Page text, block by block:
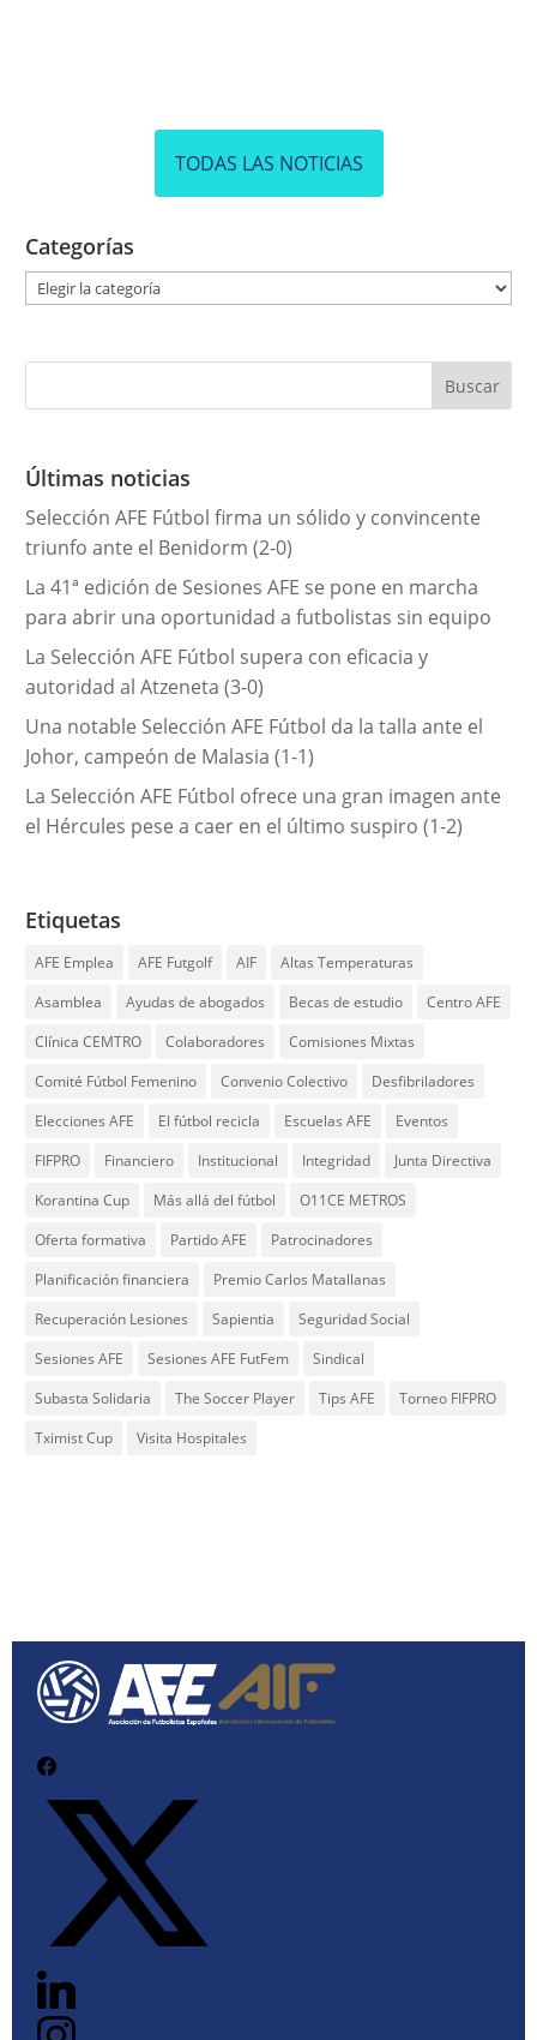
TODAS LAS NOTICIAS
Categorías
g
r
a
s
Últimas noticias
Selección AFE Fútbol firma un sólido y convincente
triunfo ante el Benidorm (2-0)
La 41ª edición de Sesiones AFE se pone en marcha
para abrir una oportunidad a futbolistas sin equipo
La Selección AFE Fútbol supera con eficacia y
autoridad al Atzeneta (3-0)
Una notable Selección AFE Fútbol da la talla ante el
Johor, campeón de Malasia (1-1)
La Selección AFE Fútbol ofrece una gran imagen ante
el Hércules pese a caer en el último suspiro (1-2)
Etiquetas
AFE Emplea AFE Futgolf AIF
Altas Temperaturas
Asamblea
Ayudas de abogados Becas de estudio
Centro AFE
Clínica CEMTRO
Colaboradores
Comisiones Mixtas
Comité Fútbol Femenino
Convenio Colectivo
Desfibriladores
Elecciones AFE
El fútbol recicla Escuelas AFE
Eventos
FIFPRO
Financiero Institucional Integridad
Junta Directiva
Korantina Cup
Más allá del fútbol
O11CE METROS
Oferta formativa
Partido AFE
Patrocinadores
Planificación financiera
Premio Carlos Matallanas
Recuperación Lesiones
Sapientia
Seguridad Social
Sesiones AFE
Sesiones AFE FutFem
Sindical
Subasta Solidaria
The Soccer Player Tips AFE
Torneo FIFPRO
Tximist Cup
Visita Hospitales